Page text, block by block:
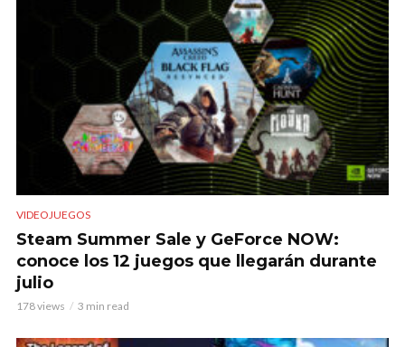
VIDEOJUEGOS
Steam Summer Sale y GeForce NOW:
conoce los 12 juegos que llegarán durante
julio
178 views 3 min read